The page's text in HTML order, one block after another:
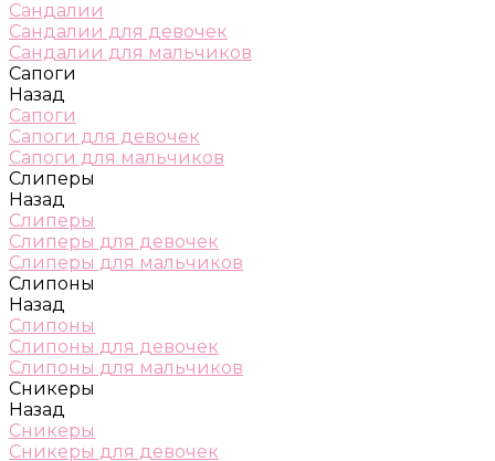
Сандалии
Сандалии для девочек
Сандалии для мальчиков
Сапоги
Назад
Сапоги
Сапоги для девочек
Сапоги для мальчиков
Слиперы
Назад
Слиперы
Слиперы для девочек
Слиперы для мальчиков
Слипоны
Назад
Слипоны
Слипоны для девочек
Слипоны для мальчиков
Сникеры
Назад
Сникеры
Сникеры для девочек